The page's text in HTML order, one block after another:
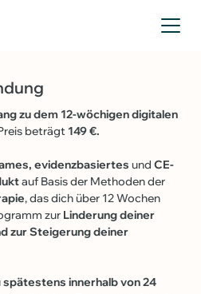
zu dem 12-wöchigen digitalen
beträgt 149 €.
evidenzbasiertes undCE-
auf Basis der Methoden der
, das dich über 12 Wochen
zur Linderung deiner
zur Steigerung deiner
spätestens innerhalb von 24